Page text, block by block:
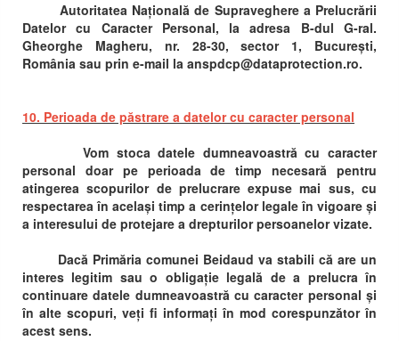
Autoritatea Națională de Supraveghere a Prelucrării
Datelor cu Caracter Personal, la adresa B-dul G-ral.
Gheorghe Magheru, nr. 28-30, sector 1, București,
România sau prin e-mail la anspdcp@dataprotection.ro.
10. Perioada de păstrare a datelor cu caracter personal
Vom stoca datele dumneavoastră cu caracter
personal doar pe perioada de timp necesară pentru
atingerea scopurilor de prelucrare expuse mai sus, cu
respectarea în același timp a cerințelor legale în vigoare și
a interesului de protejare a drepturilor persoanelor vizate.
Dacă Primăria comunei Beidaud va stabili că are un
interes legitim sau o obligație legală de a prelucra în
continuare datele dumneavoastră cu caracter personal și
în alte scopuri, veți fi informați în mod corespunzător în
acest sens.